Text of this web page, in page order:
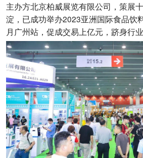
主办方北京柏威展览有限公司，策展
淀，已成功举办2023亚洲国际食品饮
月广州站，促成交易上亿元，跻身行业